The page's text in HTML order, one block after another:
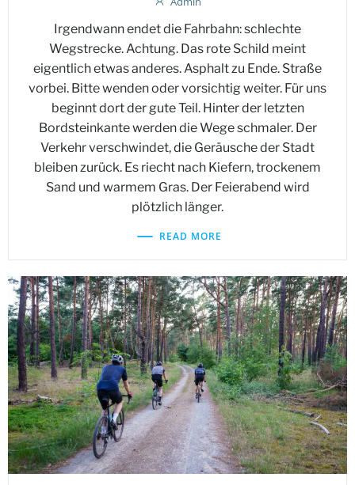
Irgendwann endet die Fahrbahn: schlechte
Wegstrecke. Achtung. Das rote Schild meint
eigentlich etwas anderes. Asphalt zu Ende. Straße
vorbei. Bitte wenden oder vorsichtig weiter. Für uns
beginnt dort der gute Teil. Hinter der letzten
Bordsteinkante werden die Wege schmaler. Der
Verkehr verschwindet, die Geräusche der Stadt
bleiben zurück. Es riecht nach Kiefern, trockenem
Sand und warmem Gras. Der Feierabend wird
plötzlich länger.
READ MORE